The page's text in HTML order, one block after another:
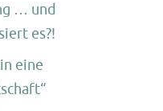
… und
es?!
eine